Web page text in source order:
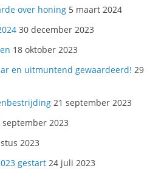
over honing 5 maart 2024
30 december 2023
18 oktober 2023
en uitmuntend gewaardeerd! 29
21 september 2023
september 2023
2023
gestart 24 juli 2023